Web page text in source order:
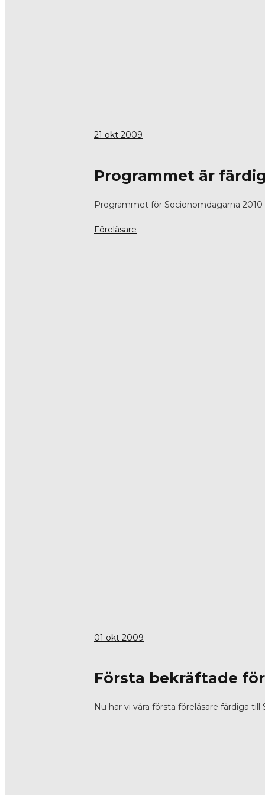
21 okt 2009
Programmet är
Programmet för Socionomdagarna 2010
Föreläsare
01 okt 2009
Första bekräftade
Nu har vi våra första föreläsare färdiga